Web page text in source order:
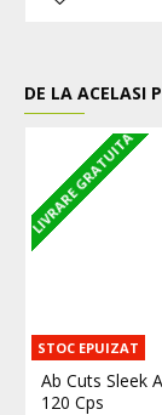
DE LA ACELASI
LIVRARE GRATUITA
STOC EPUIZAT
Ab Cuts Sleek
120 Cps